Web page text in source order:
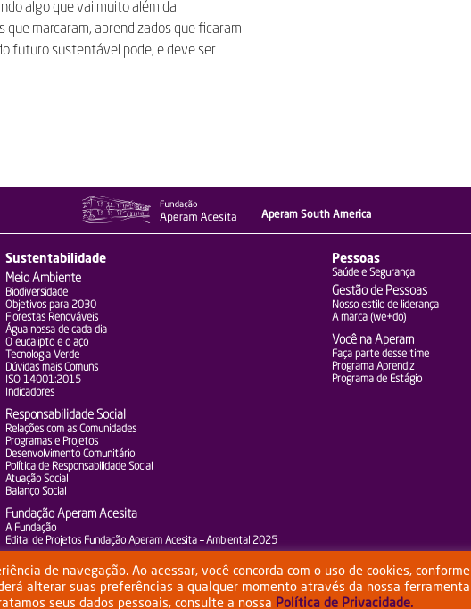
algo que vai muito além da
que marcaram, aprendizados que ficaram
futuro sustentável pode, e deve ser
Aperam South America
Sustentabilidade
Meio Ambiente
Biodiversidade
Objetivos para 2030
Florestas Renováveis
Água nossa de cada dia
O eucalipto e o aço
Tecnologia Verde
Dúvidas mais Comuns
ISO 14001:2015
Indicadores
Responsabilidade Social
Relações com as Comunidades
Programas e Projetos
Desenvolvimento Comunitário
Política de Responsabilidade Social
Atuação Social
Balanço Social
Fundação Aperam Acesita
A Fundação
Edital de Projetos Fundação Aperam Acesita – Ambiental 2025
Pessoas
Saúde e Segurança
Gestão de Pessoas
Nosso estilo de liderança
A marca (we+do)
Você na Aperam
Faça parte desse time
Programa Aprendiz
Programa de Estágio
• www.bndes.gov.br • Termos de Uso • Política de Privacidade • Política de Cookies
de navegação. Ao acessar, você concorda com o uso de cookies, conforme
alterar suas preferências a qualquer momento através da nossa ferramenta
seus dados pessoais, consulte a nossa Política de Privacidade.